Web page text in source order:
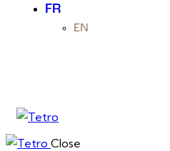
FR
EN
Close